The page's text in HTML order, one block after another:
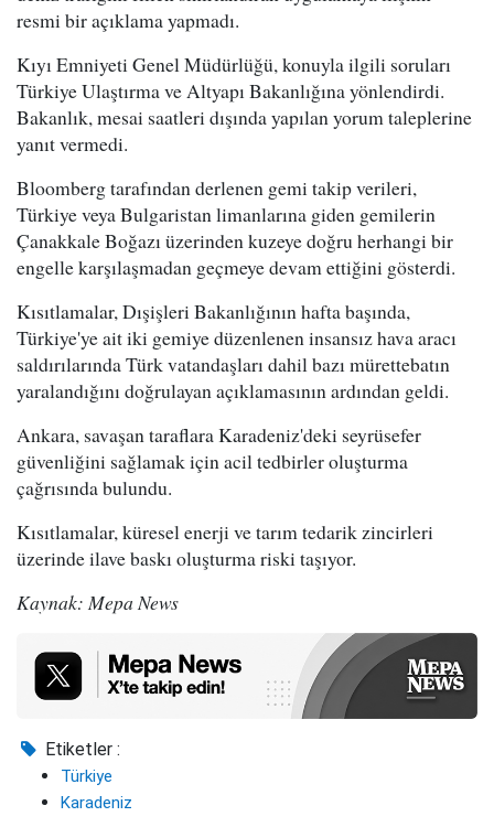
resmi bir açıklama yapmadı.
Kıyı Emniyeti Genel Müdürlüğü, konuyla ilgili soruları
Türkiye Ulaştırma ve Altyapı Bakanlığına yönlendirdi.
Bakanlık, mesai saatleri dışında yapılan yorum taleplerine
yanıt vermedi.
Bloomberg tarafından derlenen gemi takip verileri,
Türkiye veya Bulgaristan limanlarına giden gemilerin
Çanakkale Boğazı üzerinden kuzeye doğru herhangi bir
engelle karşılaşmadan geçmeye devam ettiğini gösterdi.
Kısıtlamalar, Dışişleri Bakanlığının hafta başında,
Türkiye'ye ait iki gemiye düzenlenen insansız hava aracı
saldırılarında Türk vatandaşları dahil bazı mürettebatın
yaralandığını doğrulayan açıklamasının ardından geldi.
Ankara, savaşan taraflara Karadeniz'deki seyrüsefer
güvenliğini sağlamak için acil tedbirler oluşturma
çağrısında bulundu.
Kısıtlamalar, küresel enerji ve tarım tedarik zincirleri
üzerinde ilave baskı oluşturma riski taşıyor.
Kaynak: Mepa News
Etiketler :
Türkiye
Karadeniz